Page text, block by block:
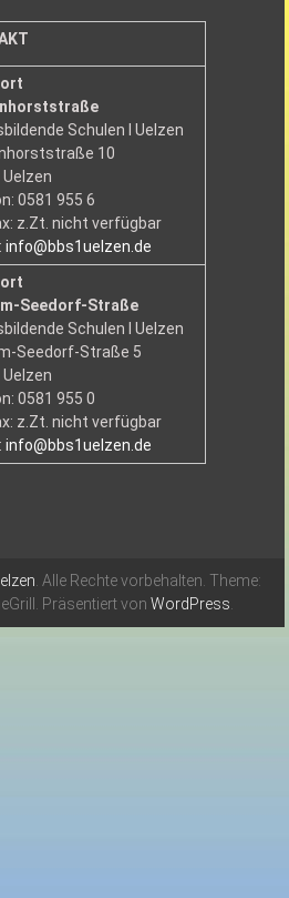
Schulen I Uelzen
10
0581 955 6
z.Zt. nicht verfügbar
info@bbs1uelzen.de
Seedorf-Straße
Schulen I Uelzen
Seedorf-Straße 5
0581 955 0
z.Zt. nicht verfügbar
info@bbs1uelzen.de
. Alle Rechte vorbehalten. Theme:
Präsentiert von WordPress